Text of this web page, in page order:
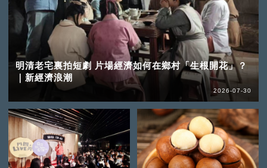
明清老宅裏拍短劇 片場經濟如何在鄉村「生根開花」？
｜新經濟浪潮
2026-07-30